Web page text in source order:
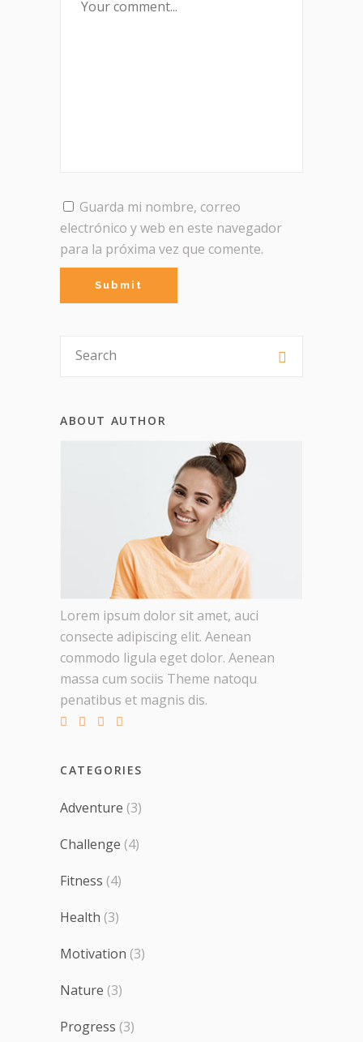
Guarda mi nombre, correo
electrónico y web en este navegador
para la próxima vez que comente.
ABOUT AUTHOR
Lorem ipsum dolor sit amet, auci
consecte adipiscing elit. Aenean
commodo ligula eget dolor. Aenean
massa cum sociis Theme natoqu
penatibus et magnis dis.
CATEGORIES
Adventure (3)
Challenge (4)
Fitness (4)
Health (3)
Motivation (3)
Nature (3)
Progress (3)